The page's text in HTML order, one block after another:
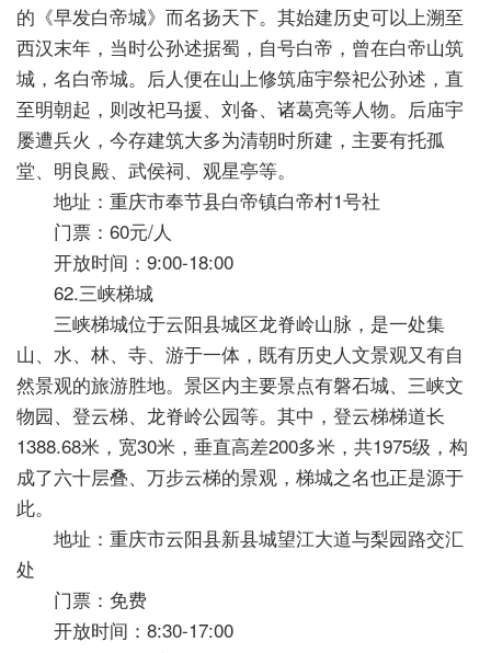
的《早发白帝城》而名扬天下。其始建历史可以上溯至
西汉末年，当时公孙述据蜀，自号白帝，曾在白帝山筑
城，名白帝城。后人便在山上修筑庙宇祭祀公孙述，直
至明朝起，则改祀马援、刘备、诸葛亮等人物。后庙宇
屡遭兵火，今存建筑大多为清朝时所建，主要有托孤
堂、明良殿、武侯祠、观星亭等。
地址：重庆市奉节县白帝镇白帝村1号社
门票：60元/人
开放时间：9:00-18:00
62.三峡梯城
三峡梯城位于云阳县城区龙脊岭山脉，是一处集
山、水、林、寺、游于一体，既有历史人文景观又有自
然景观的旅游胜地。景区内主要景点有磐石城、三峡文
物园、登云梯、龙脊岭公园等。其中，登云梯梯道长
1388.68米，宽30米，垂直高差200多米，共1975级，构
成了六十层叠、万步云梯的景观，梯城之名也正是源于
此。
地址：重庆市云阳县新县城望江大道与梨园路交汇
处
门票：免费
开放时间：8:30-17:00